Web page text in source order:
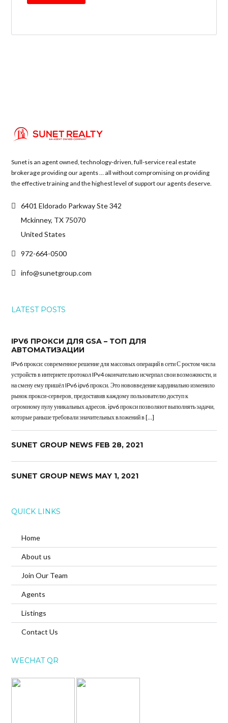
Sunet is an agent owned, technology-driven, full-service real estate
brokerage providing our agents … all without compromising on providing
the effective training and the highest level of support our agents deserve.
6401 Eldorado Parkway Ste 342
Mckinney, TX 75070
United States
972-664-0500
info@sunetgroup.com
LATEST POSTS
IPV6 ПРОКСИ ДЛЯ GSA – ТОП ДЛЯ
АВТОМАТИЗАЦИИ
IPv6 прокси: современное решение для массовых операций в сети С ростом числа
устройств в интернете протокол IPv4 окончательно исчерпал свои возможности, и
на смену ему пришёл IPv6 ipv6 прокси. Это нововведение кардинально изменило
рынок прокси-серверов, предоставив каждому пользователю доступ к
огромному пулу уникальных адресов. ipv6 прокси позволяют выполнять задачи,
которые раньше требовали значительных вложений в […]
SUNET GROUP NEWS FEB 28, 2021
SUNET GROUP NEWS MAY 1, 2021
QUICK LINKS
Home
About us
Join Our Team
Agents
Listings
Contact Us
WECHAT QR